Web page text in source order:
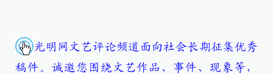
光明网文艺评论频道面向社会长期征集优秀
稿件。诚邀您围绕文艺作品、事件、现象等，